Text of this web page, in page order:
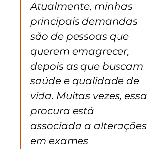
Atualmente, minhas
principais demandas
são de pessoas que
querem emagrecer,
depois as que buscam
saúde e qualidade de
vida. Muitas vezes, essa
procura está
associada a alterações
em exames